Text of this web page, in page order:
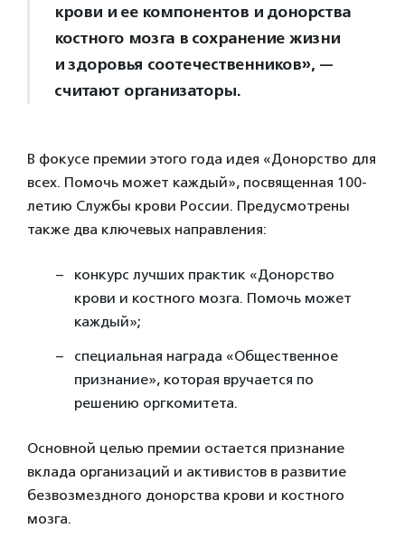
крови и ее компонентов и донорства
костного мозга в сохранение жизни
и здоровья соотечественников», —
считают организаторы.
В фокусе премии этого года идея «Донорство для
всех. Помочь может каждый», посвященная 100-
летию Службы крови России. Предусмотрены
также два ключевых направления:
конкурс лучших практик «Донорство
крови и костного мозга. Помочь может
каждый»;
специальная награда «Общественное
признание», которая вручается по
решению оргкомитета.
Основной целью премии остается признание
вклада организаций и активистов в развитие
безвозмездного донорства крови и костного
мозга.